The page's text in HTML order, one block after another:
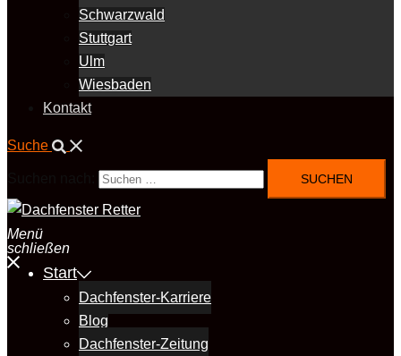
Schwarzwald
Stuttgart
Ulm
Wiesbaden
Kontakt
Suche
Menü
schließen
Start
Dachfenster-Karriere
Blog
Dachfenster-Zeitung